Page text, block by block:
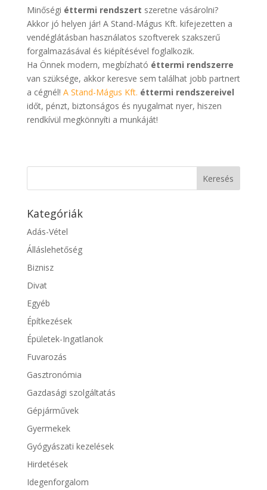
Minőségi éttermi rendszert szeretne vásárolni?
Akkor jó helyen jár! A Stand-Mágus Kft. kifejezetten a
vendéglátásban használatos szoftverek szakszerű
forgalmazásával és kiépítésével foglalkozik.
Ha Önnek modern, megbízható éttermi rendszerre
van szüksége, akkor keresve sem találhat jobb partnert
a cégnél! A Stand-Mágus Kft. éttermi rendszereivel
időt, pénzt, biztonságos és nyugalmat nyer, hiszen
rendkívül megkönnyíti a munkáját!
Kategóriák
Adás-Vétel
Álláslehetőség
Biznisz
Divat
Egyéb
Építkezések
Épületek-Ingatlanok
Fuvarozás
Gasztronómia
Gazdasági szolgáltatás
Gépjárművek
Gyermekek
Gyógyászati kezelések
Hirdetések
Idegenforgalom